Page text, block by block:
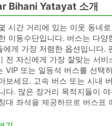
Bihani Yatayat 소개
시간 거리에 있는 이웃 동네
이동수단입니다. 버스는 다
에게 가장 저렴한 옵션입니다.
전 자신에게 가장 잘맞는 서
VIP 또는 일등석 버스를 선택
보세요. 고속 버스 또는 시내
다. 많은 장거리 목적지들이
대 좌석을 제공하므로 버스